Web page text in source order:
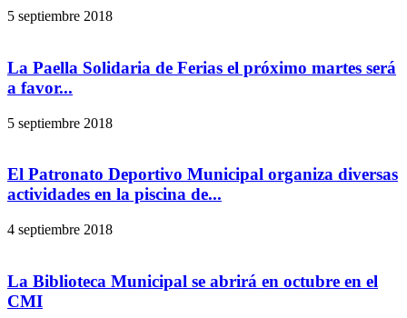
5 septiembre 2018
La Paella Solidaria de Ferias el próximo martes será
a favor...
5 septiembre 2018
El Patronato Deportivo Municipal organiza diversas
actividades en la piscina de...
4 septiembre 2018
La Biblioteca Municipal se abrirá en octubre en el
CMI